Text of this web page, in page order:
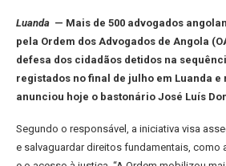
Luanda — Mais de 500 advogados
pela Ordem dos Advogados de Angola
defesa dos cidadãos detidos na
registados no final de julho em Luanda
anunciou hoje o bastonário José Luís
Segundo o responsável, a iniciativa visa
e salvaguardar direitos fundamentais, como